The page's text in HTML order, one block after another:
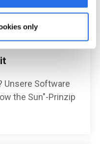
only
Unsere Software
the Sun"-Prinzip